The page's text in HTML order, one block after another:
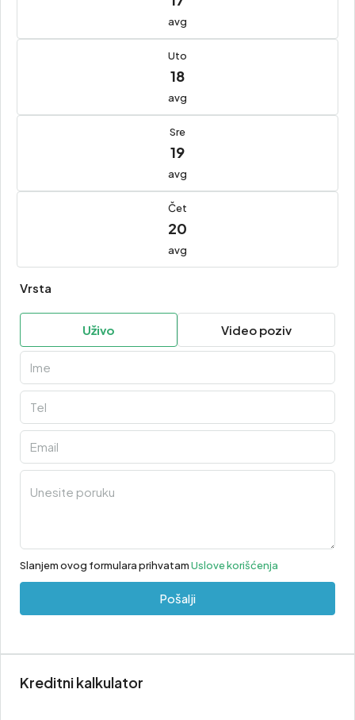
avg
Uto
18
avg
Sre
19
avg
Čet
20
avg
Vrsta
Uživo Video poziv
Slanjem ovog formulara prihvatamUslove korišćenja
Pošalji
Kreditni kalkulator